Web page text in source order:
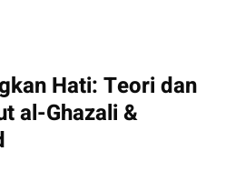
Hati: Teori dan
al-Ghazali &